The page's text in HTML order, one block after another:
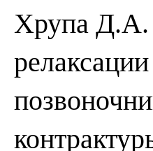
Хрупа Д.А.